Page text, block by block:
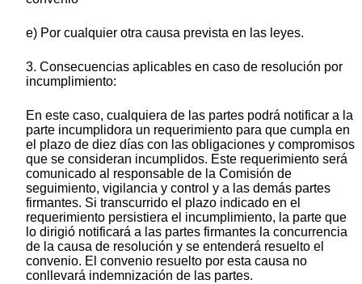
e) Por cualquier otra causa prevista en las leyes.
3. Consecuencias aplicables en caso de resolución por
incumplimiento:
En este caso, cualquiera de las partes podrá notificar a la
parte incumplidora un requerimiento para que cumpla en
el plazo de diez días con las obligaciones y compromisos
que se consideran incumplidos. Este requerimiento será
comunicado al responsable de la Comisión de
seguimiento, vigilancia y control y a las demás partes
firmantes. Si transcurrido el plazo indicado en el
requerimiento persistiera el incumplimiento, la parte que
lo dirigió notificará a las partes firmantes la concurrencia
de la causa de resolución y se entenderá resuelto el
convenio. El convenio resuelto por esta causa no
conllevará indemnización de las partes.